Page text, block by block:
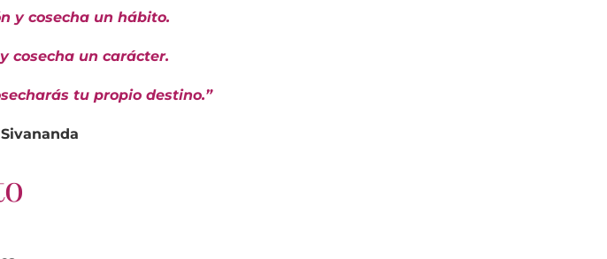
y cosecha un hábito.
cosecha un carácter.
tu propio destino.”